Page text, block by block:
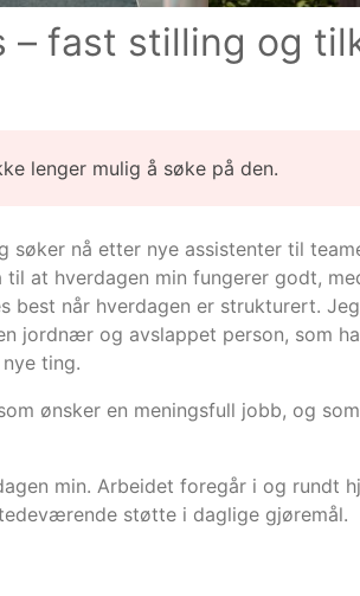
– fast stilling og
lenger mulig å søke på den.
søker nå etter nye assistenter til
at hverdagen min fungerer godt,
når hverdagen er strukturert.
jordnær og avslappet person, som
ting.
ønsker en meningsfull jobb, og
min. Arbeidet foregår i og rundt
støtte i daglige gjøremål.